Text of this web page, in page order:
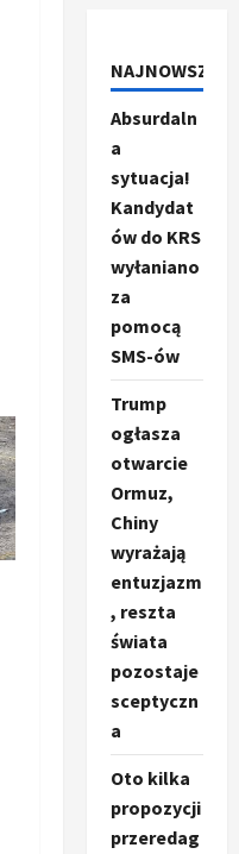
NAJNOWSZE
Absurdaln
a
sytuacja!
Kandydat
ów do KRS
wyłaniano
za
pomocą
SMS-ów
Trump
ogłasza
otwarcie
Ormuz,
Chiny
wyrażają
entuzjazm
, reszta
świata
pozostaje
sceptyczn
a
Oto kilka
propozycji
przeredag